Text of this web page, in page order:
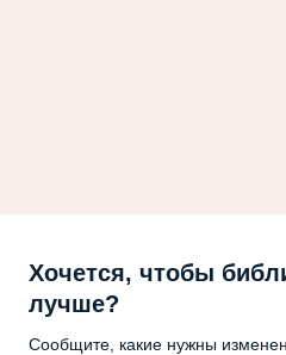
Хочется, чтобы
лучше?
Сообщите, какие нужны